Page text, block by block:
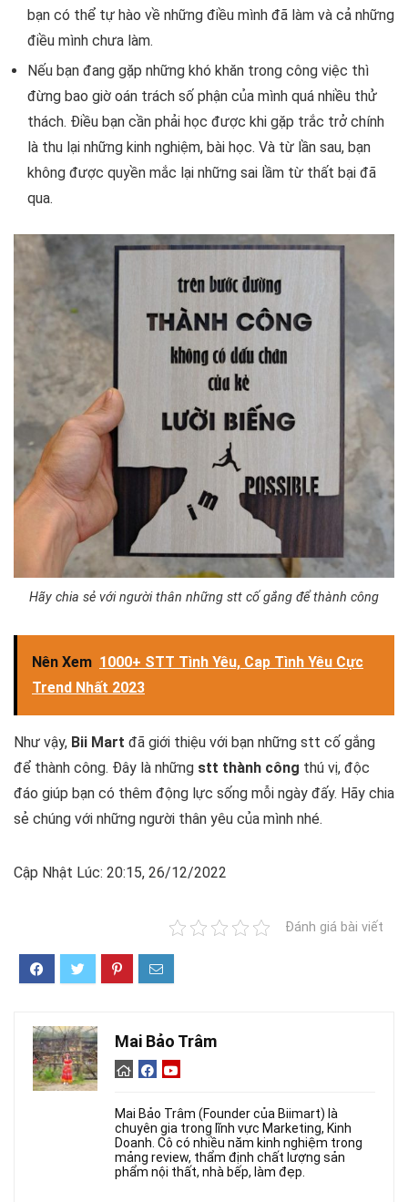
bạn có thể tự hào về những điều mình đã làm và cả những
điều mình chưa làm.
Nếu bạn đang gặp những khó khăn trong công việc thì
đừng bao giờ oán trách số phận của mình quá nhiều thử
thách. Điều bạn cần phải học được khi gặp trắc trở chính
là thu lại những kinh nghiệm, bài học. Và từ lần sau, bạn
không được quyền mắc lại những sai lầm từ thất bại đã
qua.
Hãy chia sẻ với người thân những stt cố gắng để thành công
Nên Xem 1000+ STT Tình Yêu, Cap Tình Yêu Cực
Trend Nhất 2023
Như vậy, Bii Mart đã giới thiệu với bạn những stt cố gắng
để thành công. Đây là những stt thành công thú vị, độc
đáo giúp bạn có thêm động lực sống mỗi ngày đấy. Hãy chia
sẻ chúng với những người thân yêu của mình nhé.
Cập Nhật Lúc: 20:15, 26/12/2022
Đánh giá bài viết
Mai Bảo Trâm
Mai Bảo Trâm (Founder của Biimart) là
chuyên gia trong lĩnh vực Marketing, Kinh
Doanh. Cô có nhiều năm kinh nghiệm trong
mảng review, thẩm định chất lượng sản
phẩm nội thất, nhà bếp, làm đẹp.